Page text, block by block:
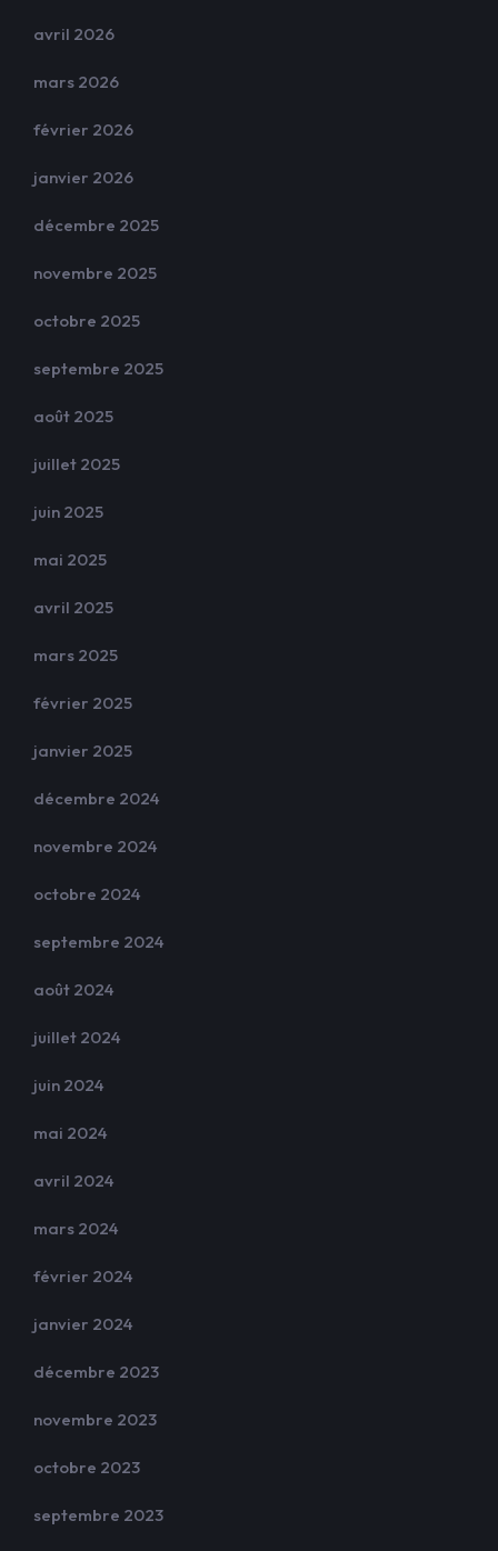
avril 2026
mars 2026
février 2026
janvier 2026
décembre 2025
novembre 2025
octobre 2025
septembre 2025
août 2025
juillet 2025
juin 2025
mai 2025
avril 2025
mars 2025
février 2025
janvier 2025
décembre 2024
novembre 2024
octobre 2024
septembre 2024
août 2024
juillet 2024
juin 2024
mai 2024
avril 2024
mars 2024
février 2024
janvier 2024
décembre 2023
novembre 2023
octobre 2023
septembre 2023